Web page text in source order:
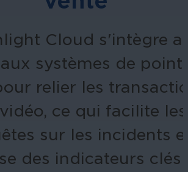
Cloud s'intègre
systèmes de point
relier les
ce qui facilite les
sur les incidents
des indicateurs clés